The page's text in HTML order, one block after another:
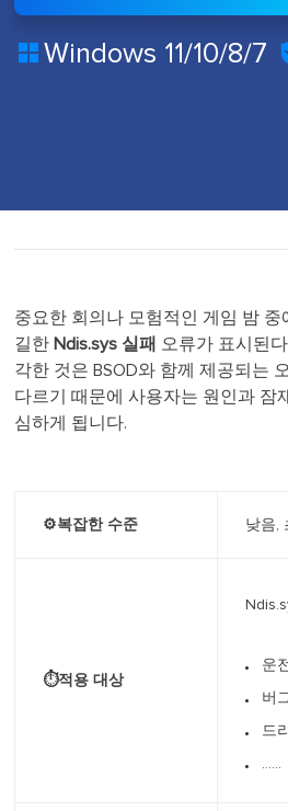
 Windows 11/10/8/7
중요한 회의나 모험적인 게임 밤
길한 Ndis.sys 실패 오류가 표시된
각한 것은 BSOD와 함께 제공되는
다르기 때문에 사용자는 원인과 잠
심하게 됩니다.
⚙️복잡한 수준 낮음,
⏱️적용 대상
운
버
드
......